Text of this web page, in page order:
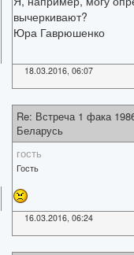
вычеркивают?
Юра Гаврюшенко
18.03.2016, 06:07
Re: Встреча 1 фака
Беларусь
гость
Гость
16.03.2016, 06:24